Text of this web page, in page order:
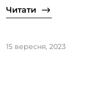
Читати
15 вересня, 2023